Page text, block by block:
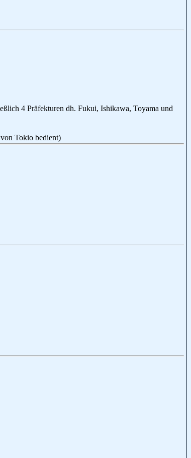
4 Präfekturen dh. Fukui, Ishikawa, Toyama und
Tokio bedient)